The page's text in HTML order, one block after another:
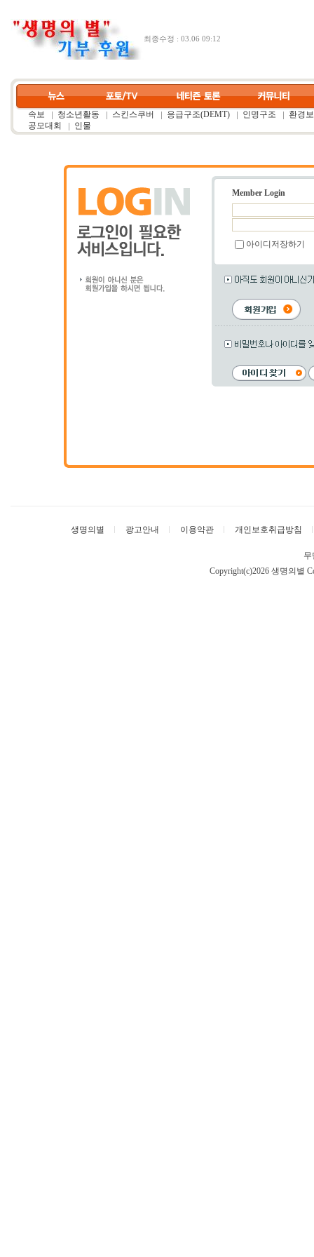
최종수정 : 03.06 09:12
속보 청소년활동 스킨스쿠버 응급구조(DEMT) 인명구조
환경
공모대회
인물
Member Login
아이디저장하기
생명의별 광고안내 이용약관 개인보호취급방침
무
Copyright(c)2026 생명의별